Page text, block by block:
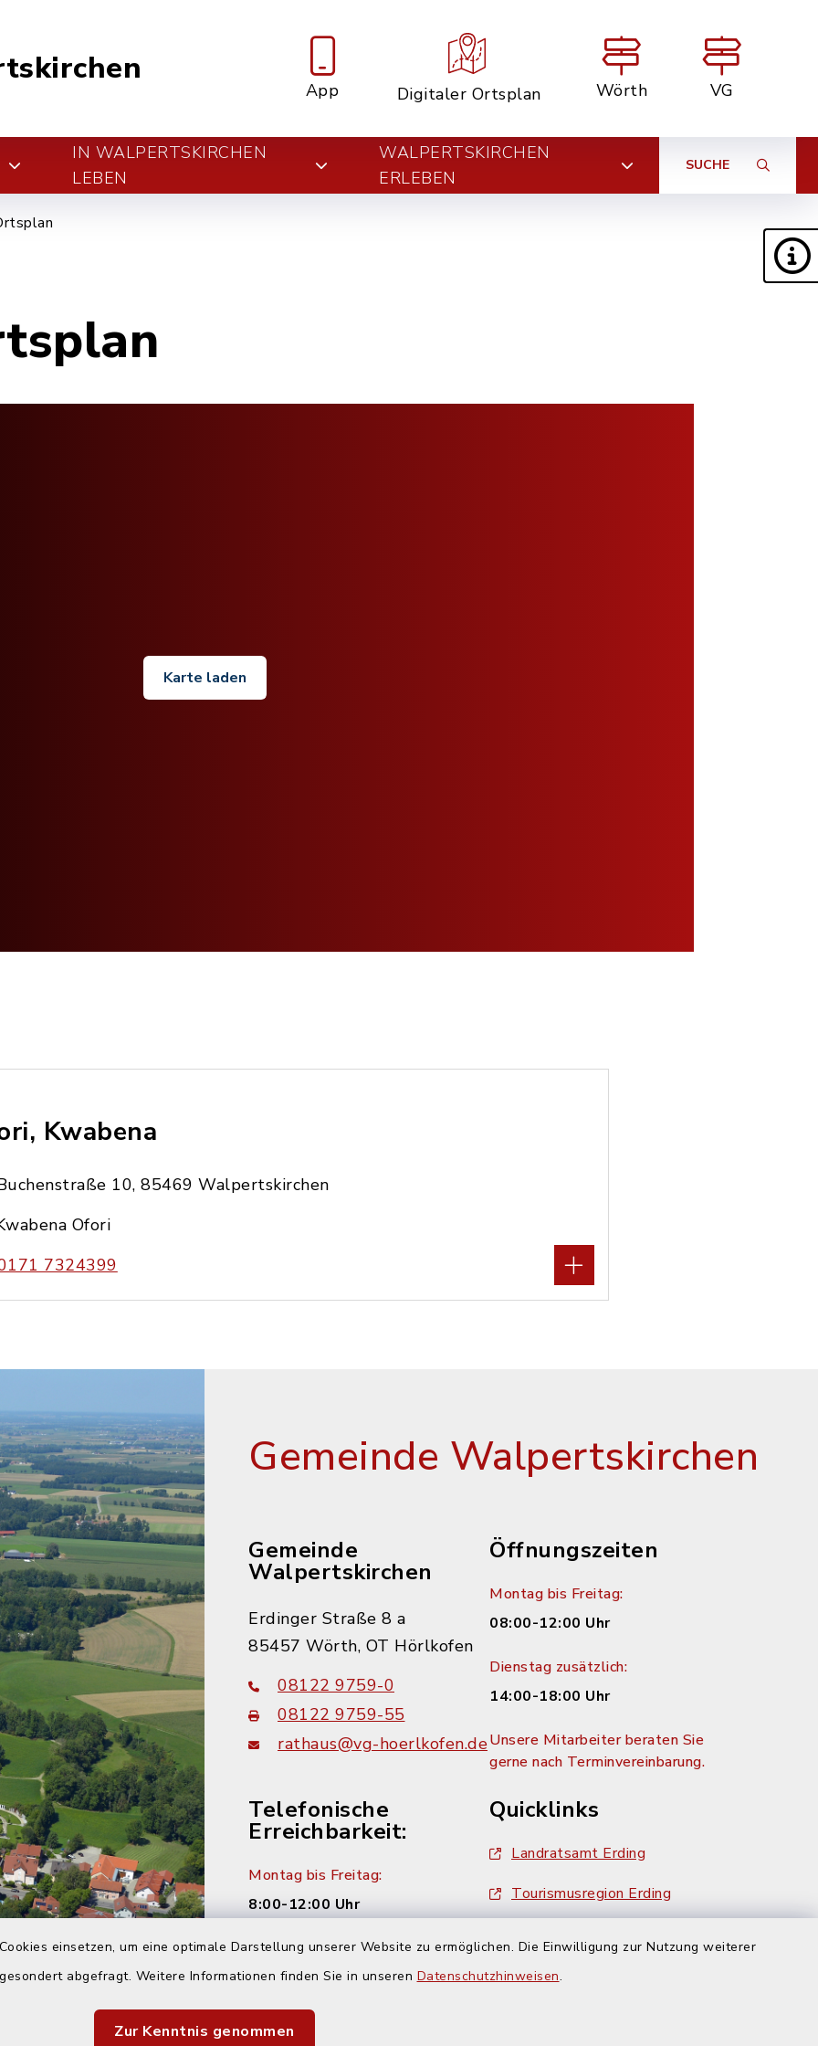
einsetzen, um eine optimale Darstellung unserer Website zu ermöglichen. Die Einwilligung zur Nutzung weiterer
abgefragt. Weitere Informationen finden Sie in unseren Datenschutzhinweisen.
Zur Kenntnis genommen
App Digitaler Ortsplan Wörth VG
IN WALPERTSKIRCHEN
LEBEN
WALPERTSKIRCHEN
ERLEBEN
SUCHE
Karte laden
Kwabena
10, 85469 Walpertskirchen
Ofori
7324399
Gemeinde Walpertskirchen
Gemeinde
Walpertskirchen
Erdinger Straße 8 a
85457 Wörth, OT Hörlkofen
08122 9759-0
08122 9759-55
rathaus@vg-hoerlkofen.de
Öffnungszeiten
Montag bis Freitag:
08:00-12:00 Uhr
Dienstag zusätzlich:
14:00-18:00 Uhr
Unsere Mitarbeiter beraten Sie
gerne nach Terminvereinbarung.
Telefonische
Erreichbarkeit:
Montag bis Freitag:
8:00-12:00 Uhr
Montag und Donnerstag:
14:00-16:00 Uhr
Quicklinks
Landratsamt Erding
Tourismusregion Erding